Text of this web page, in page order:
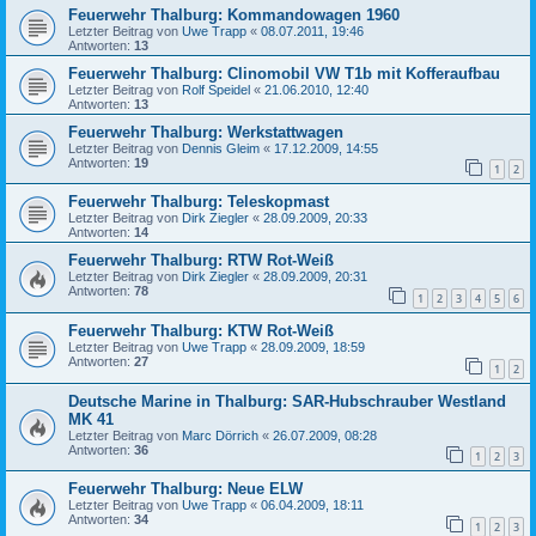
Feuerwehr Thalburg: Kommandowagen 1960
Letzter Beitrag von Uwe Trapp « 08.07.2011, 19:46
Antworten: 13
Feuerwehr Thalburg: Clinomobil VW T1b mit Kofferaufbau
Letzter Beitrag von Rolf Speidel « 21.06.2010, 12:40
Antworten: 13
Feuerwehr Thalburg: Werkstattwagen
Letzter Beitrag von Dennis Gleim « 17.12.2009, 14:55
Antworten: 19 1 2
Feuerwehr Thalburg: Teleskopmast
Letzter Beitrag von Dirk Ziegler « 28.09.2009, 20:33
Antworten: 14
Feuerwehr Thalburg: RTW Rot-Weiß
Letzter Beitrag von Dirk Ziegler « 28.09.2009, 20:31
Antworten: 78 1 2 3 4 5 6
Feuerwehr Thalburg: KTW Rot-Weiß
Letzter Beitrag von Uwe Trapp « 28.09.2009, 18:59
Antworten: 27 1 2
Deutsche Marine in Thalburg: SAR-Hubschrauber Westland
MK 41
Letzter Beitrag von Marc Dörrich « 26.07.2009, 08:28
Antworten: 36 1 2 3
Feuerwehr Thalburg: Neue ELW
Letzter Beitrag von Uwe Trapp « 06.04.2009, 18:11
Antworten: 34 1 2 3